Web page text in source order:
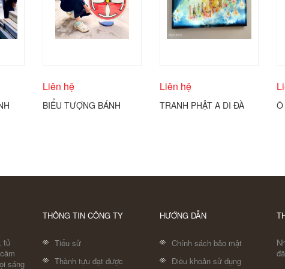
Liên hệ
BIỂU TƯỢNG BÁNH
Liên hệ
TRANH PHẬT A DI ĐÀ
tủ
sáng
THÔNG TIN CÔNG TY
Tiểu sử
Thành tựu đạt được
HƯỚNG DẪN
Chính sách bảo mật
Điều khoản sử dụng